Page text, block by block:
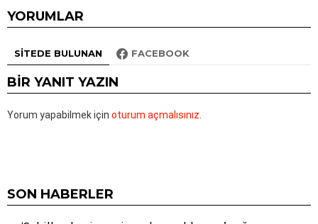
YORUMLAR
SITEDE BULUNAN FACEBOOK
BIR YANIT YAZIN
Yorum yapabilmek için oturum açmalısınız
SON HABERLER